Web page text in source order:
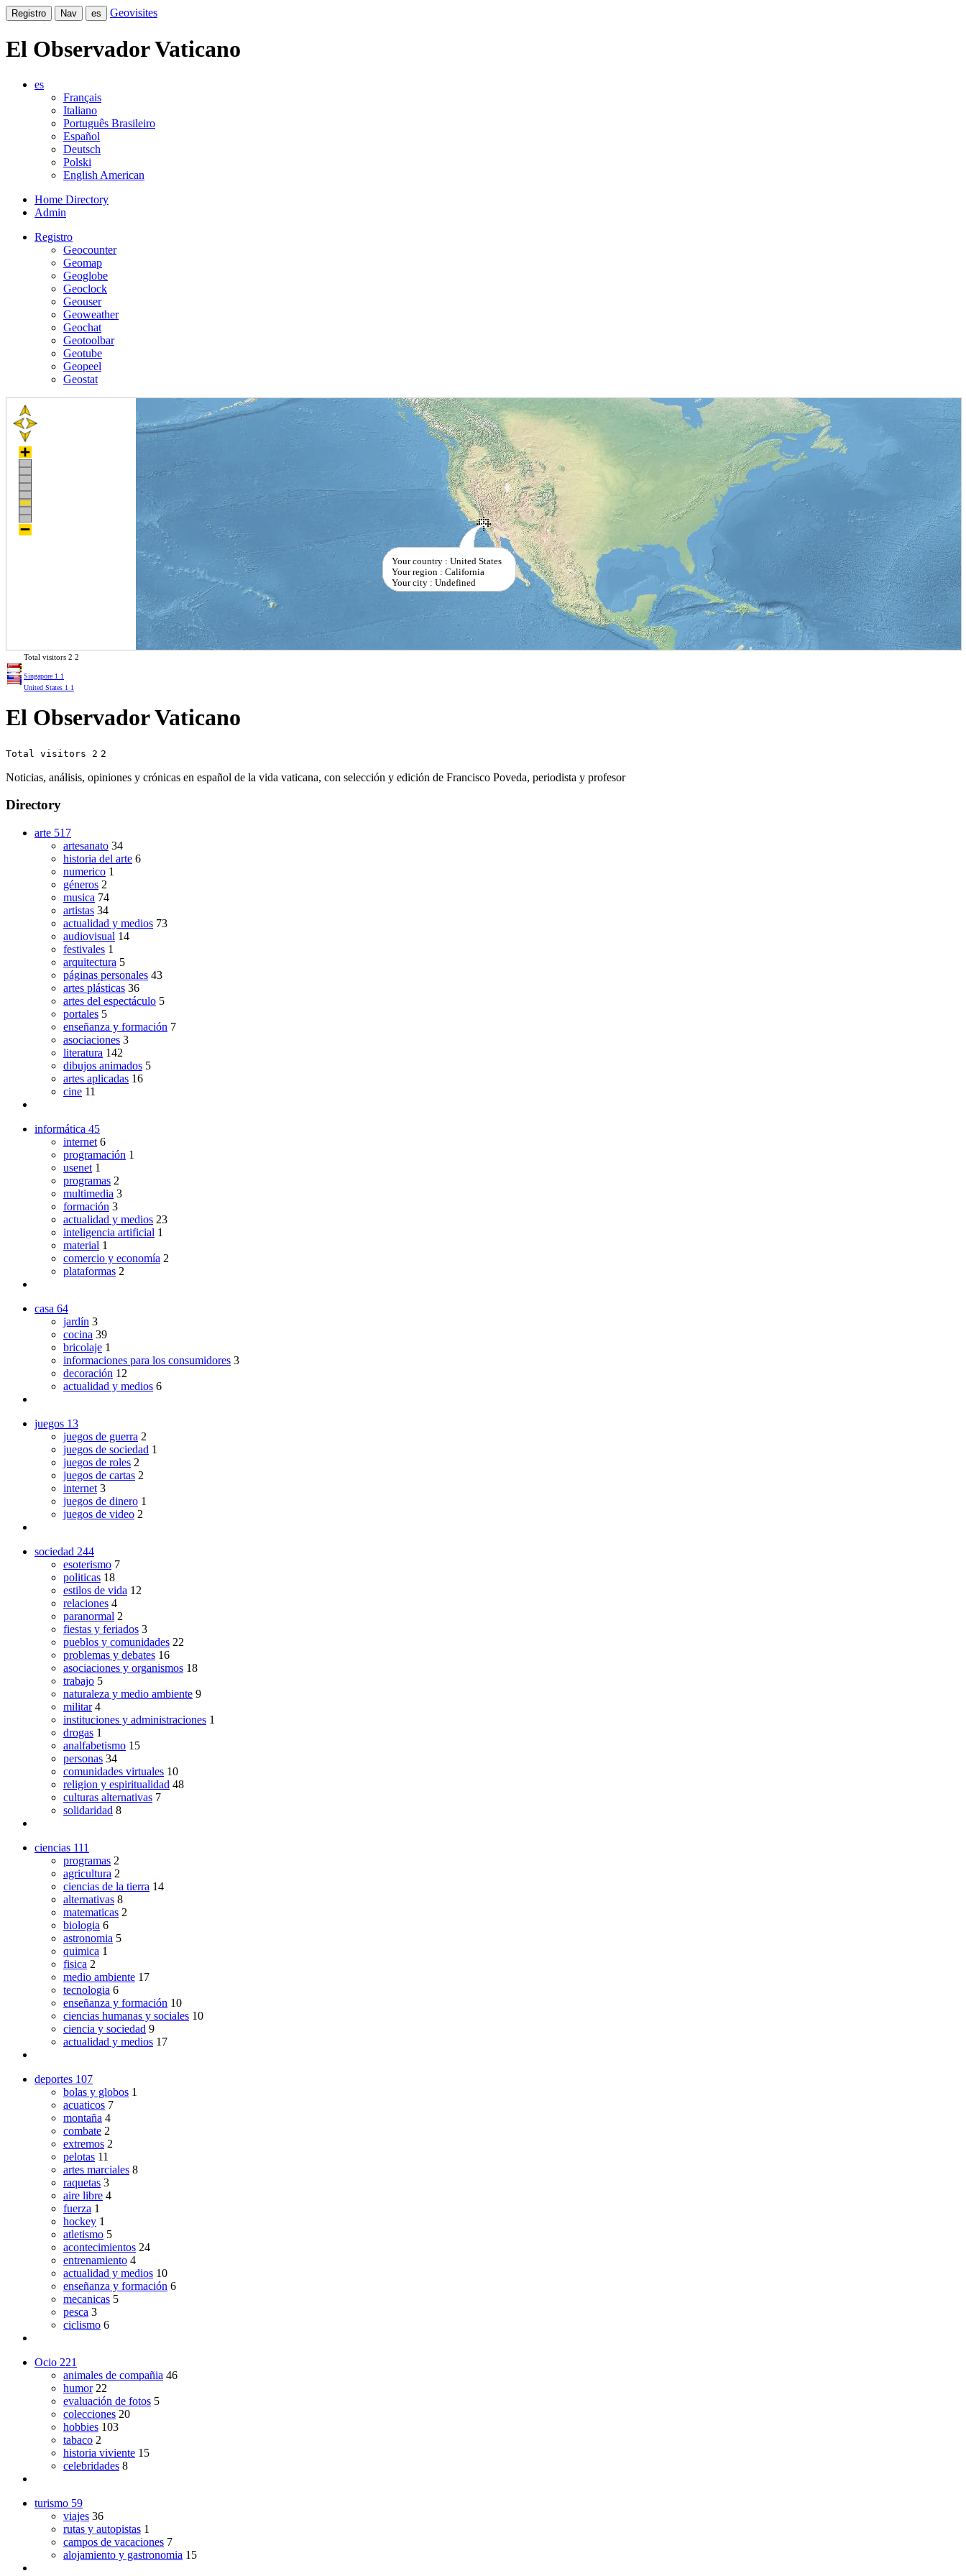
Registro Nav es Geovisites
El Observador Vaticano
es
Français
Italiano
Português Brasileiro
Español
Deutsch
Polski
English American
Home Directory
Admin
Registro
Geocounter
Geomap
Geoglobe
Geoclock
Geouser
Geoweather
Geochat
Geotoolbar
Geotube
Geopeel
Geostat
Your country : United States
Your region : California
Your city : Undefined
Total visitors 2 2
Singapore 1 1
United States 1 1
El Observador Vaticano
Total visitors 2 2
Noticias, análisis, opiniones y crónicas en español de la vida vaticana, con selección y edición de Francisco Poveda, periodista y profesor
Directory
arte 517
artesanato 34
historia del arte 6
numerico 1
géneros 2
musica 74
artistas 34
actualidad y medios 73
audiovisual 14
festivales 1
arquitectura 5
páginas personales 43
artes plásticas 36
artes del espectáculo 5
portales 5
enseñanza y formación 7
asociaciones 3
literatura 142
dibujos animados 5
artes aplicadas 16
cine 11
informática 45
internet 6
programación 1
usenet 1
programas 2
multimedia 3
formación 3
actualidad y medios 23
inteligencia artificial 1
material 1
comercio y economía 2
plataformas 2
casa 64
jardín 3
cocina 39
bricolaje 1
informaciones para los consumidores 3
decoración 12
actualidad y medios 6
juegos 13
juegos de guerra 2
juegos de sociedad 1
juegos de roles 2
juegos de cartas 2
internet 3
juegos de dinero 1
juegos de video 2
sociedad 244
esoterismo 7
politicas 18
estilos de vida 12
relaciones 4
paranormal 2
fiestas y feriados 3
pueblos y comunidades 22
problemas y debates 16
asociaciones y organismos 18
trabajo 5
naturaleza y medio ambiente 9
militar 4
instituciones y administraciones 1
drogas 1
analfabetismo 15
personas 34
comunidades virtuales 10
religion y espiritualidad 48
culturas alternativas 7
solidaridad 8
ciencias 111
programas 2
agricultura 2
ciencias de la tierra 14
alternativas 8
matematicas 2
biologia 6
astronomia 5
quimica 1
fisica 2
medio ambiente 17
tecnologia 6
enseñanza y formación 10
ciencias humanas y sociales 10
ciencia y sociedad 9
actualidad y medios 17
deportes 107
bolas y globos 1
acuaticos 7
montaña 4
combate 2
extremos 2
pelotas 11
artes marciales 8
raquetas 3
aire libre 4
fuerza 1
hockey 1
atletismo 5
acontecimientos 24
entrenamiento 4
actualidad y medios 10
enseñanza y formación 6
mecanicas 5
pesca 3
ciclismo 6
Ocio 221
animales de compañia 46
humor 22
evaluación de fotos 5
colecciones 20
hobbies 103
tabaco 2
historia viviente 15
celebridades 8
turismo 59
viajes 36
rutas y autopistas 1
campos de vacaciones 7
alojamiento y gastronomia 15